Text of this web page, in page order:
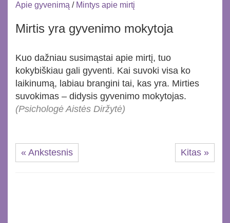
Apie gyvenimą / Mintys apie mirtį
Mirtis yra gyvenimo mokytoja
Kuo dažniau susimąstai apie mirtį, tuo
kokybiškiau gali gyventi. Kai suvoki visa ko
laikinumą, labiau brangini tai, kas yra. Mirties
suvokimas – didysis gyvenimo mokytojas.
(Psichologė Aistės Diržytė)
« Ankstesnis Kitas »